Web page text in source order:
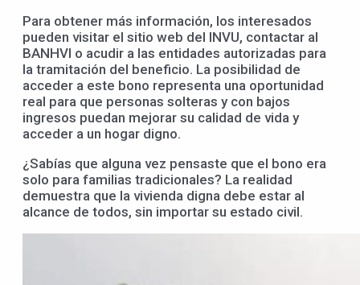
Para obtener más información, los interesados
pueden visitar el sitio web del INVU, contactar al
BANHVI o acudir a las entidades autorizadas para
la tramitación del beneficio. La posibilidad de
acceder a este bono representa una oportunidad
real para que personas solteras y con bajos
ingresos puedan mejorar su calidad de vida y
acceder a un hogar digno.
¿Sabías que alguna vez pensaste que el bono era
solo para familias tradicionales? La realidad
demuestra que la vivienda digna debe estar al
alcance de todos, sin importar su estado civil.